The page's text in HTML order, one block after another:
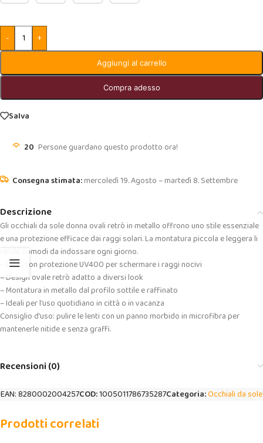
- +
Aggiungi al carrello
Compra adesso
Salva
20 Persone guardano questo prodotto ora!
mercoledì 19. Agosto – martedì 8. Settembre
Descrizione
Gli occhiali da sole donna ovali retrò in metallo offrono uno stile essenziale
e una protezione efficace dai raggi solari. La montatura piccola e leggera li
rende comodi da indossare ogni giorno.
– Lenti con protezione UV400 per schermare i raggi nocivi
– Design ovale retrò adatto a diversi look
– Montatura in metallo dal profilo sottile e raffinato
– Ideali per l’uso quotidiano in città o in vacanza
Consiglio d’uso: pulire le lenti con un panno morbido in microfibra per
mantenerle nitide e senza graffi.
Recensioni (0)
EAN:8280002004257COD:1005011786735287Categoria:Occhiali da sole
Prodotti correlati